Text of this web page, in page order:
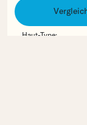
Haut-Type: